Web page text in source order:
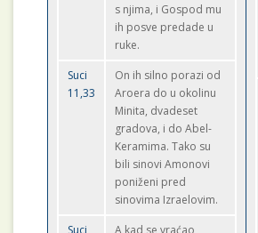
s njima, i Gospod mu
ih posve predade u
ruke.
Suci
11,33
On ih silno porazi od
Aroera do u okolinu
Minita, dvadeset
gradova, i do Abel-
Keramima. Tako su
bili sinovi Amonovi
poniženi pred
sinovima Izraelovim.
Suci
A kad se vraćao